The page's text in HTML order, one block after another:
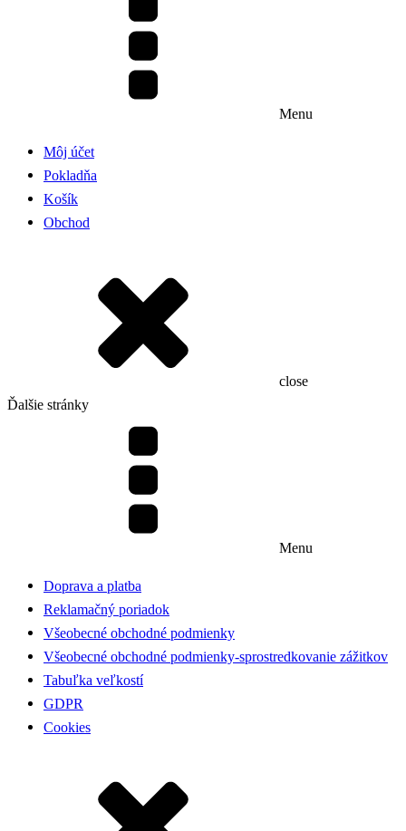
Menu
Môj účet
Pokladňa
Košík
Obchod
close
Ďalšie stránky
Menu
Doprava a platba
Reklamačný poriadok
Všeobecné obchodné podmienky
Všeobecné obchodné podmienky-sprostredkovanie zážitkov
Tabuľka veľkostí
GDPR
Cookies